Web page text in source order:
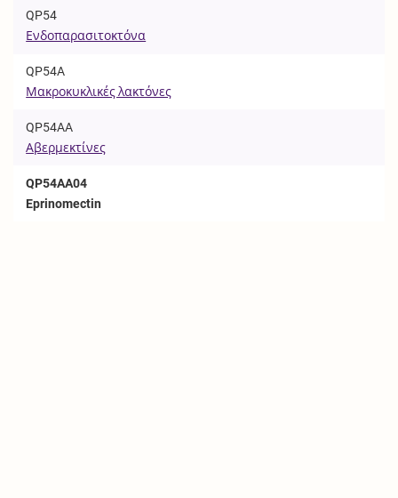
QP54
Ενδοπαρασιτοκτόνα
QP54A
Μακροκυκλικές λακτόνες
QP54AA
Αβερμεκτίνες
QP54AA04
Eprinomectin